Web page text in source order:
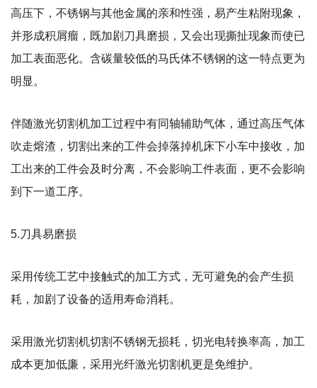
高压下，不锈钢与其他金属的亲和性强，易产生粘附现象，
并形成积屑瘤，既加剧刀具磨损，又会出现撕扯现象而使已
加工表面恶化。含碳量较低的马氏体不锈钢的这一特点更为
明显。
伴随激光切割机加工过程中有同轴辅助气体，通过高压气体
吹走熔渣，切割出来的工件会掉落掉机床下小车中接收，加
工出来的工件会及时分离，不会影响工件表面，更不会影响
到下一道工序。
5.刀具易磨损
采用传统工艺中接触式的加工方式，无可避免的会产生损
耗，加剧了设备的适用寿命消耗。
采用激光切割机切割不锈钢无损耗，切光电转换率高，加工
成本更加低廉，采用光纤激光切割机更是免维护。